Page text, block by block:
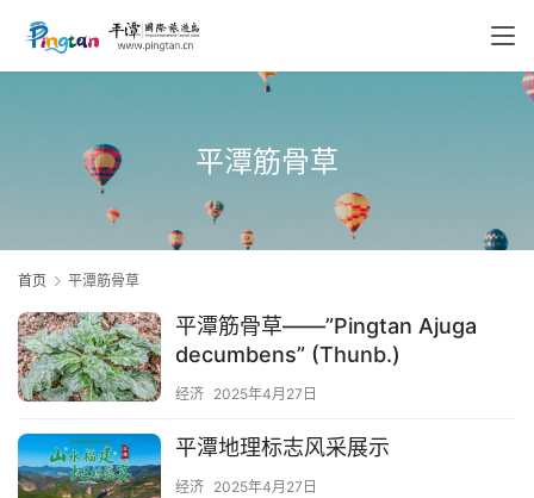
平潭筋骨草
首页 平潭筋骨草
平潭筋骨草——”Pingtan Ajuga
decumbens” (Thunb.)
经济 2025年4月27日
平潭地理标志风采展示
经济 2025年4月27日